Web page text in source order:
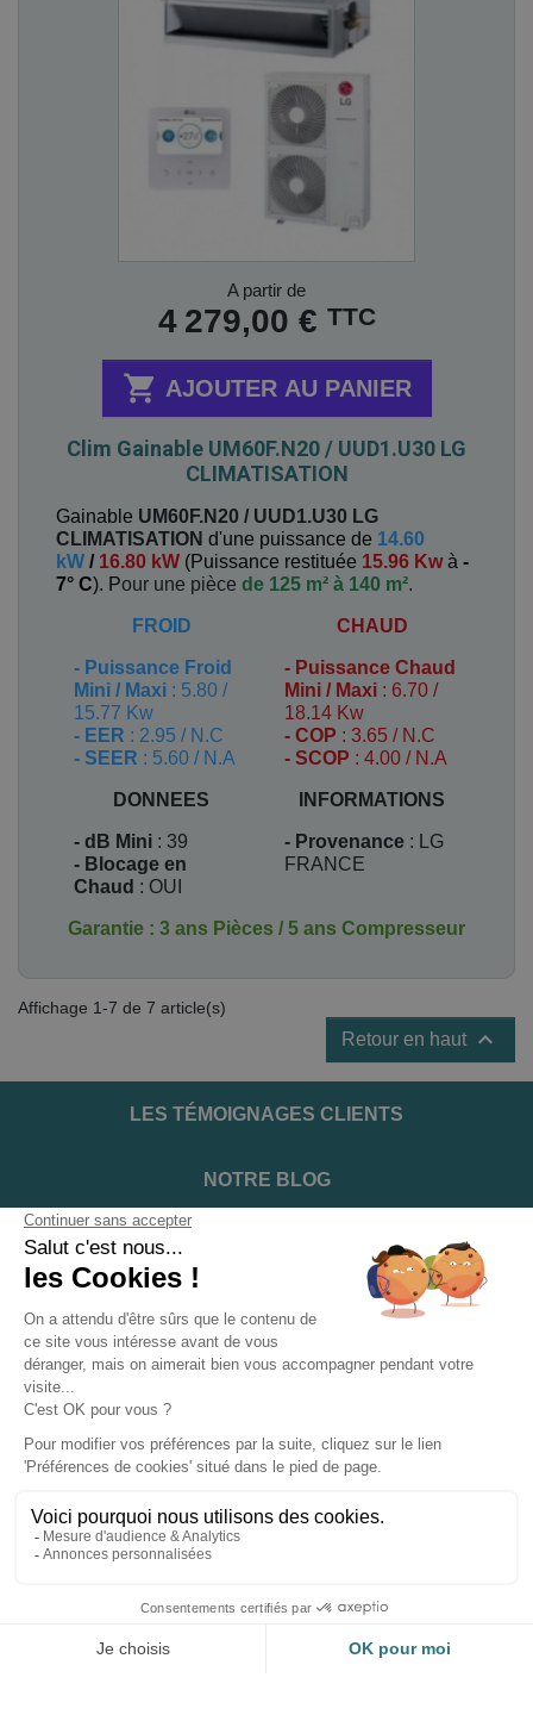
A partir de
4 279,00 € TTC
 AJOUTER AU PANIER
Clim Gainable UM60F.N20 / UUD1.U30 LG
CLIMATISATION
Gainable UM60F.N20 / UUD1.U30 LG
CLIMATISATION d'une puissance de 14.60
kW / 16.80 kW (Puissance restituée 15.96 Kwà -
7° C). Pour une pièce de 125 m² à 140 m².
FROID
- Puissance Froid
Mini / Maxi : 5.80 /
15.77 Kw
- EER : 2.95 / N.C
- SEER : 5.60 / N.A
CHAUD
- Puissance Chaud
Mini / Maxi : 6.70 /
18.14 Kw
- COP : 3.65 / N.C
- SCOP : 4.00 / N.A
DONNEES
- dB Mini : 39
- Blocage en
Chaud : OUI
INFORMATIONS
- Provenance : LG
FRANCE
Garantie : 3 ans Pièces / 5 ans Compresseur
Affichage 1-7 de 7 article(s)
Retour en haut 
LES TÉMOIGNAGES CLIENTS
NOTRE BLOG
DEVENIR INSTALLATEUR
NOTRE SERVICE APRÈS VENTE
NOS PARTENAIRES OFFICIELS
INFORMATIONS ET CONDITIONS